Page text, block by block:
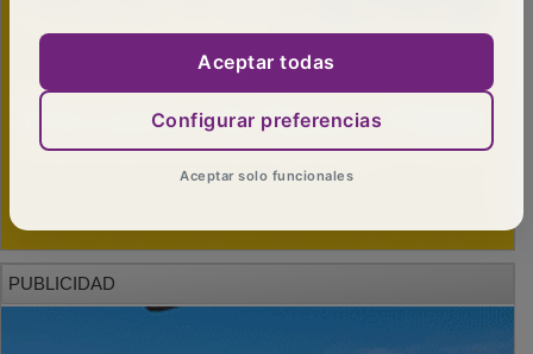
Aceptar todas
Configurar preferencias
Aceptar solo funcionales